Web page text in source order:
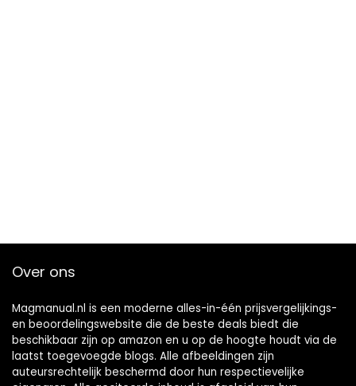
Over ons
Magmanual.nl is een moderne alles-in-één prijsvergelijkings-
en beoordelingswebsite die de beste deals biedt die
beschikbaar zijn op amazon en u op de hoogte houdt via de
laatst toegevoegde blogs. Alle afbeeldingen zijn
auteursrechtelijk beschermd door hun respectievelijke